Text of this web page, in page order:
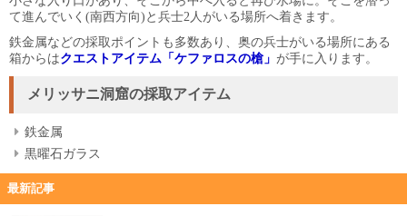
て進んでいく(南西方向)と兵士2人がいる場所へ着きます。
鉄金属などの採取ポイントも多数あり、奥の兵士がいる場所にある
箱からはクエストアイテム「ケファロスの槍」 が手に入ります。
メリッサニ洞窟の採取アイテム
鉄金属
黒曜石ガラス
最新記事